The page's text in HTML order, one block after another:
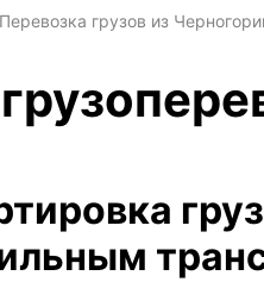
Перевозка грузов из